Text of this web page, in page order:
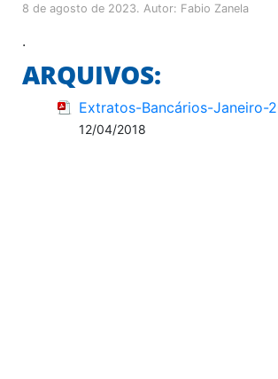
8 de agosto de 2023. Autor: Fabio Zanela
.
ARQUIVOS:
Extratos-Bancários-Janeiro-
12/04/2018